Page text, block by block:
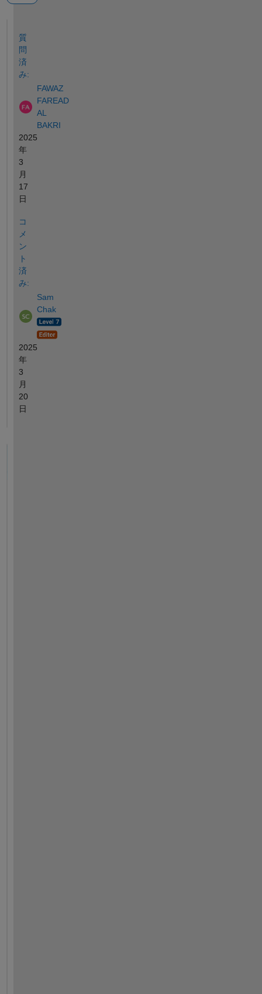
質
問
済
み:
FAWAZ
FAREAD
AL
BAKRI
2025
年
3
月
17
日
コ
メ
ン
ト
済
み:
Sam
Chak
2025
年
3
月
20
日